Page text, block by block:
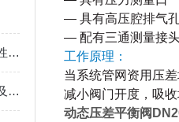
德国叶轮流量计具有较高的可靠性，无需和被测介质接触
了解德国叶轮流量计的主要部分及其特点注意等
— 具有高压腔排气
— 配有三通测量接
工作原理：
当系统管网资用压
减小阀门开度，吸
动态压差平衡阀